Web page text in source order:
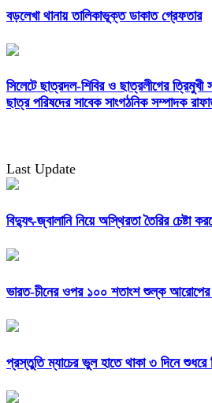
বড়লেখা থানায় তালিকাভূক্ত ডাকাত গ্রেফতার
সিলেটে ছাত্রদল-শিবির ও ছাত্রলীগের
ছাত্র পরিষদের সাবেক সাংগঠনিক সম্পাদক
Last Update
বিদ্যুৎ-জ্বালানি নিয়ে অস্থিরতা তৈরির চেষ্টা
ভারত-চীনের ওপর ১০০ শতাংশ শুল্ক আরোপের
প্রস্তুতি ম্যাচের ভুল হাতে থাকা ৩ দিনে শুধরে